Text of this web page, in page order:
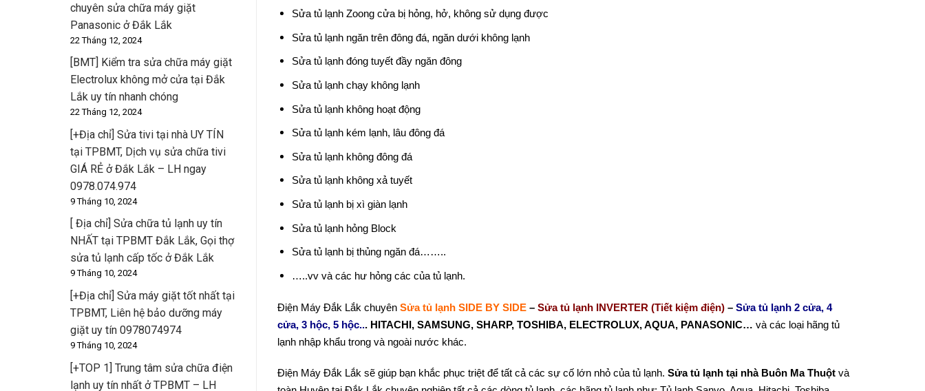
chuyên sửa chữa máy giặt
Panasonic ở Đắk Lắk
22 Tháng 12, 2024
[BMT] Kiểm tra sửa chữa máy giặt
Electrolux không mở cửa tại Đắk
Lắk uy tín nhanh chóng
22 Tháng 12, 2024
[+Địa chỉ] Sửa tivi tại nhà UY TÍN
tại TPBMT, Dịch vụ sửa chữa tivi
GIÁ RẺ ở Đắk Lắk – LH ngay
0978.074.974
9 Tháng 10, 2024
[ Địa chỉ] Sửa chữa tủ lạnh uy tín
NHẤT tại TPBMT Đắk Lắk, Gọi thợ
sửa tủ lạnh cấp tốc ở Đắk Lắk
9 Tháng 10, 2024
[+Địa chỉ] Sửa máy giặt tốt nhất tại
TPBMT, Liên hệ bảo dưỡng máy
giặt uy tín 0978074974
9 Tháng 10, 2024
[+TOP 1] Trung tâm sửa chữa điện
lạnh uy tín nhất ở TPBMT – LH
Sửa tủ lạnh Zoong cửa bị hỏng, hở, không sử dụng được
Sửa tủ lạnh ngăn trên đông đá, ngăn dưới không lạnh
Sửa tủ lạnh đóng tuyết đầy ngăn đông
Sửa tủ lạnh chạy không lạnh
Sửa tủ lạnh không hoạt động
Sửa tủ lạnh kém lạnh, lâu đông đá
Sửa tủ lạnh không đông đá
Sửa tủ lạnh không xả tuyết
Sửa tủ lạnh bị xì giàn lạnh
Sửa tủ lạnh hỏng Block
Sửa tủ lạnh bị thủng ngăn đá……..
…..vv và các hư hỏng các của tủ lạnh.
Điện Máy Đắk Lắk chuyên Sửa tủ lạnh SIDE BY SIDE – Sửa tủ lạnh INVERTER (Tiết kiệm điện) – Sửa tủ lạnh 2 cửa, 4
cửa, 3 hộc, 5 hộc... HITACHI, SAMSUNG, SHARP, TOSHIBA, ELECTROLUX, AQUA, PANASONIC… và các loại hãng tủ
lạnh nhập khẩu trong và ngoài nước khác.
Điện Máy Đắk Lắk sẽ giúp bạn khắc phục triệt để tất cả các sự cố lớn nhỏ của tủ lạnh. Sửa tủ lạnh tại nhà Buôn Ma Thuột và